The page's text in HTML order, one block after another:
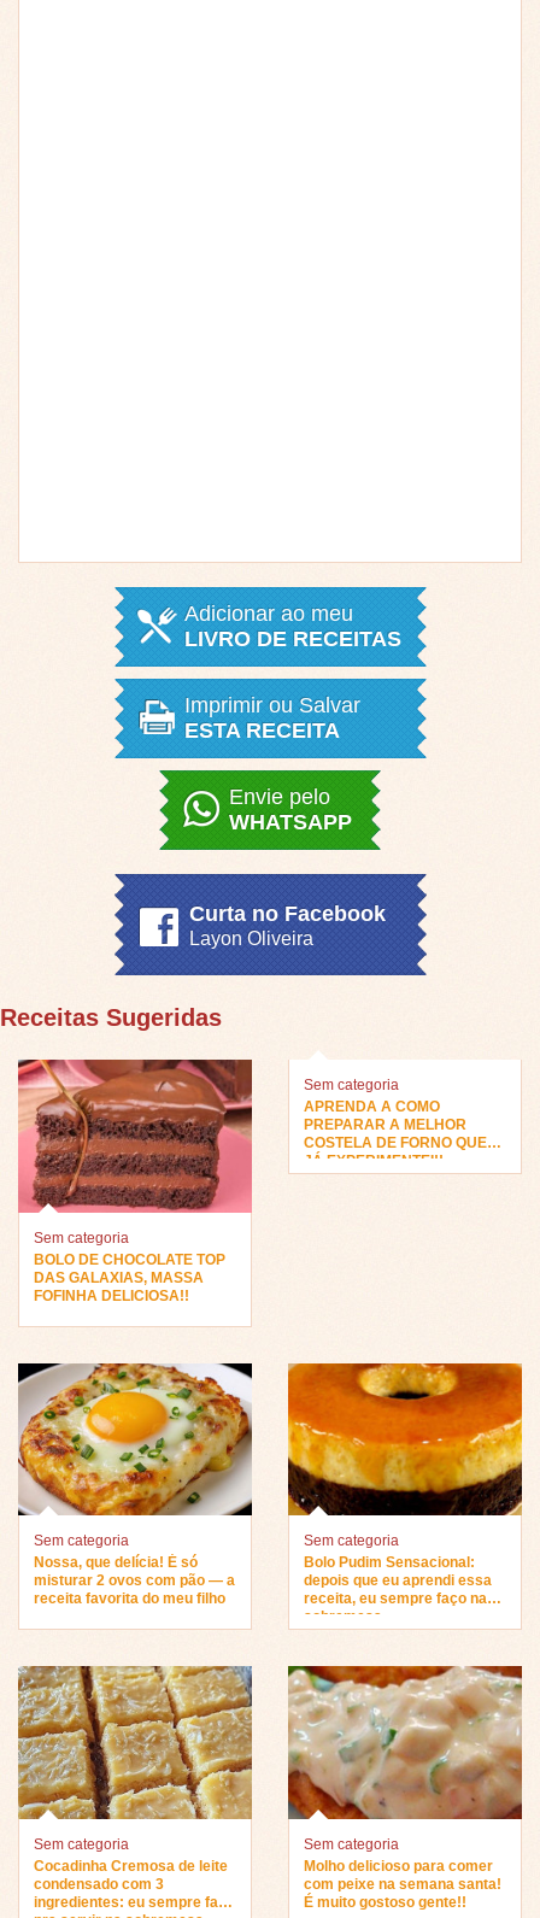
Adicionar ao meu
LIVRO DE RECEITAS
Imprimir ou Salvar
ESTA RECEITA
Envie pelo
WHATSAPP
Curta no Facebook
Layon Oliveira
Receitas Sugeridas
Sem categoria
BOLO DE CHOCOLATE TOP
DAS GALAXIAS, MASSA
FOFINHA DELICIOSA!!
Sem categoria
APRENDA A COMO
PREPARAR A MELHOR
COSTELA DE FORNO QUE
JÁ EXPERIMENTEI!!
Sem categoria
Nossa, que delícia! É só
misturar 2 ovos com pão — a
receita favorita do meu filho
Sem categoria
Bolo Pudim Sensacional:
depois que eu aprendi essa
receita, eu sempre faço na
sobremesa…
Sem categoria
Cocadinha Cremosa de leite
condensado com 3
ingredientes: eu sempre faço
Sem categoria
Molho delicioso para comer
com peixe na semana santa!
É muito gostoso gente!!